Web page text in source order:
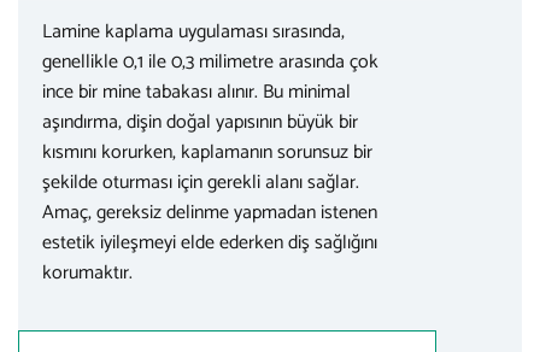
Lamine kaplama uygulaması sırasında,
genellikle 0,1 ile 0,3 milimetre arasında çok
ince bir mine tabakası alınır. Bu minimal
aşındırma, dişin doğal yapısının büyük bir
kısmını korurken, kaplamanın sorunsuz bir
şekilde oturması için gerekli alanı sağlar.
Amaç, gereksiz delinme yapmadan istenen
estetik iyileşmeyi elde ederken diş sağlığını
korumaktır.